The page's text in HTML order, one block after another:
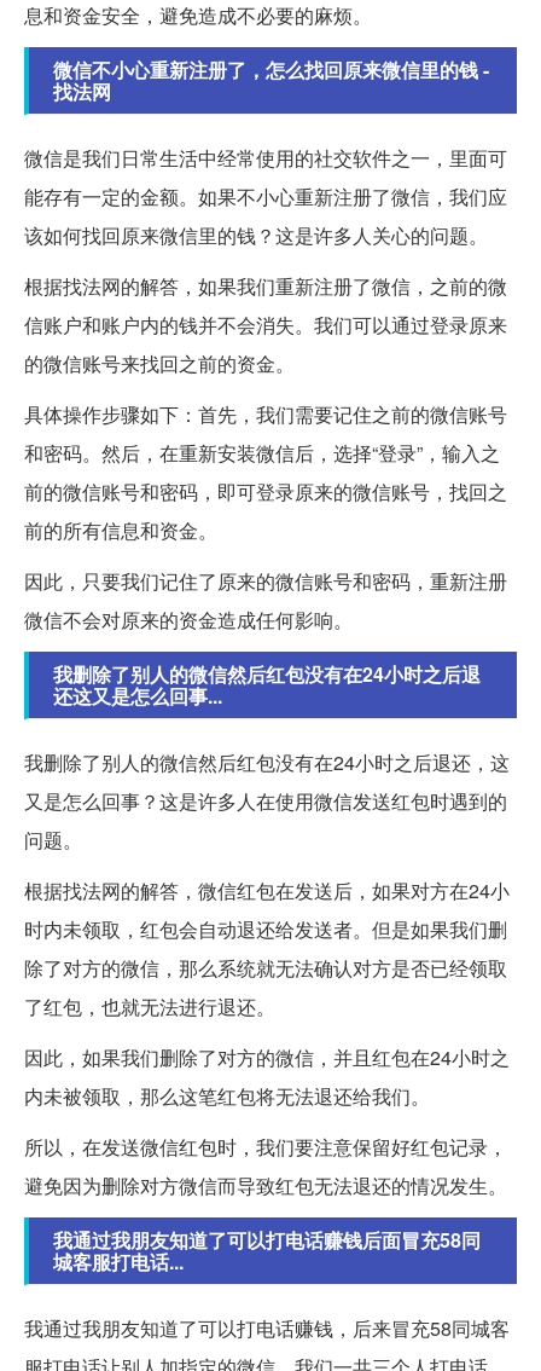
息和资金安全，避免造成不必要的麻烦。
微信不小心重新注册了，怎么找回原来微信里的钱 -
找法网
微信是我们日常生活中经常使用的社交软件之一，里面可
能存有一定的金额。如果不小心重新注册了微信，我们应
该如何找回原来微信里的钱？这是许多人关心的问题。
根据找法网的解答，如果我们重新注册了微信，之前的微
信账户和账户内的钱并不会消失。我们可以通过登录原来
的微信账号来找回之前的资金。
具体操作步骤如下：首先，我们需要记住之前的微信账号
和密码。然后，在重新安装微信后，选择“登录”，输入之
前的微信账号和密码，即可登录原来的微信账号，找回之
前的所有信息和资金。
因此，只要我们记住了原来的微信账号和密码，重新注册
微信不会对原来的资金造成任何影响。
我删除了别人的微信然后红包没有在24小时之后退
还这又是怎么回事...
我删除了别人的微信然后红包没有在24小时之后退还，这
又是怎么回事？这是许多人在使用微信发送红包时遇到的
问题。
根据找法网的解答，微信红包在发送后，如果对方在24小
时内未领取，红包会自动退还给发送者。但是如果我们删
除了对方的微信，那么系统就无法确认对方是否已经领取
了红包，也就无法进行退还。
因此，如果我们删除了对方的微信，并且红包在24小时之
内未被领取，那么这笔红包将无法退还给我们。
所以，在发送微信红包时，我们要注意保留好红包记录，
避免因为删除对方微信而导致红包无法退还的情况发生。
我通过我朋友知道了可以打电话赚钱后面冒充58同
城客服打电话...
我通过我朋友知道了可以打电话赚钱，后来冒充58同城客